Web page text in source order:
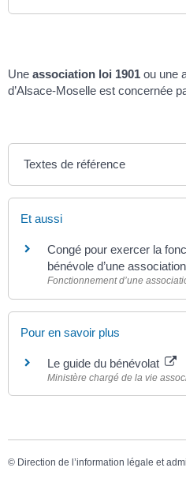
Une association loi 1901 ou une
d’Alsace-Moselle est concernée
Textes de référence
Et aussi
Congé pour exercer la
bénévole d’une association
Fonctionnement d’une
Pour en savoir plus
Le guide du bénévolat
Ministère chargé de la vie
© Direction de l’information légale et